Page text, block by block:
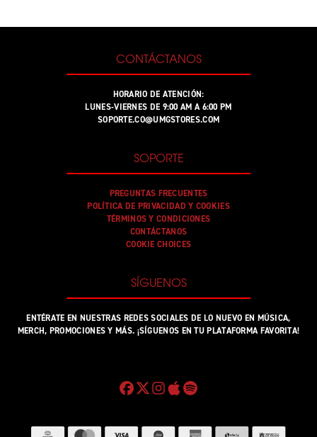
CONTÁCTANOS
HORARIO DE ATENCIÓN:
LUNES-VIERNES DE 9:00 AM A 6:00 PM
SOPORTE.CO@UMGSTORES.COM
SOPORTE
PREGUNTAS FRECUENTES
POLÍTICA DE PRIVACIDAD Y COOKIES
TÉRMINOS Y CONDICIONES
CONTÁCTANOS
COOKIE CHOICES
SÍGUENOS
ENTÉRATE EN NUESTRAS REDES SOCIALES DE LO NUEVO EN MÚSICA,
MERCH, PROMOCIONES Y MÁS. ¡SÍGUENOS EN TU PLATAFORMA FAVORITA!